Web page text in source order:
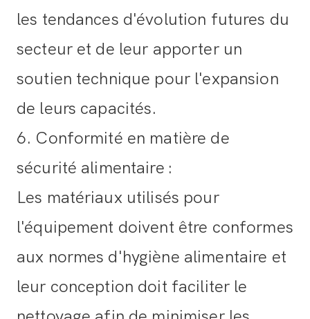
les tendances d'évolution futures du
secteur et de leur apporter un
soutien technique pour l'expansion
de leurs capacités.
6. Conformité en matière de
sécurité alimentaire :
Les matériaux utilisés pour
l'équipement doivent être conformes
aux normes d'hygiène alimentaire et
leur conception doit faciliter le